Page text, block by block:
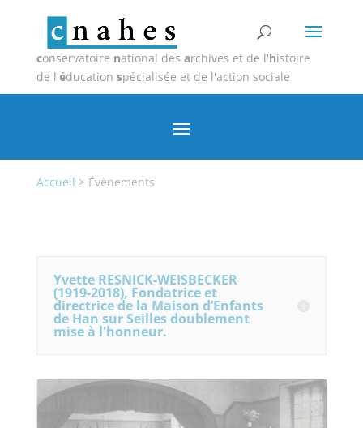
conservatoire national des archives et de l'histoire
de l'éducation spécialisée et de l'action sociale
Accueil > Évènements
Yvette RESNICK-WEISBECKER
(1919-2018), Fondatrice et
directrice de la Maison d’Enfants
de Han sur Seilles doublement
mise à l'honneur.